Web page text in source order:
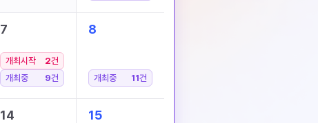
7
개최시작 2건
개최중
9건
8
개최중 11건
14 15